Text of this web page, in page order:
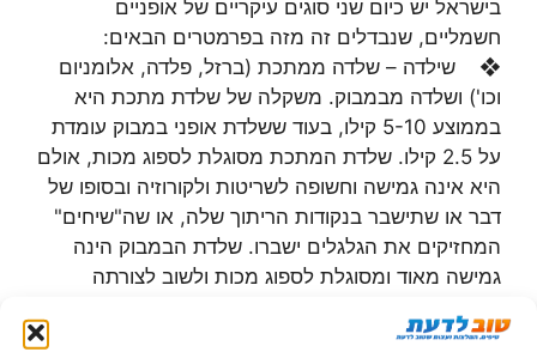
בישראל יש כיום שני סוגים עיקריים של אופניים
חשמליים, שנבדלים זה מזה בפרמטרים הבאים:
❖ שילדה – שלדה ממתכת (ברזל, פלדה, אלומניום
וכו') ושלדה מבמבוק. משקלה של שלדת מתכת היא
בממוצע 5-10 קילו, בעוד ששלדת אופני במבוק עומדת
על 2.5 קילו. שלדת המתכת מסוגלת לספוג מכות, אולם
היא אינה גמישה וחשופה לשריטות ולקורוזיה ובסופו של
דבר או שתישבר בנקודות הריתוך שלה, או שה"שיחים"
המחזיקים את הגלגלים ישברו. שלדת הבמבוק הינה
גמישה מאוד ומסוגלת לספוג מכות ולשוב לצורתה
ובגלגלים.